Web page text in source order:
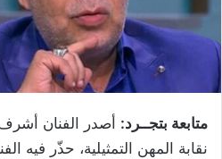
متابعة بتجــرد: أصدر الفنان
نقابة المهن التمثيلية، حذّر فيه